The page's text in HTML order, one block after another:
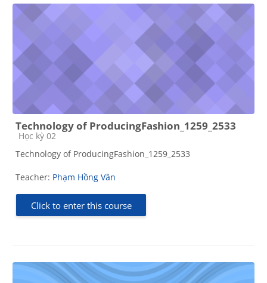
Technology of ProducingFashion_1259_2533
Course category
Học kỳ 02
Technology of ProducingFashion_1259_2533
Teacher: Phạm Hồng Vân
Click to enter this course